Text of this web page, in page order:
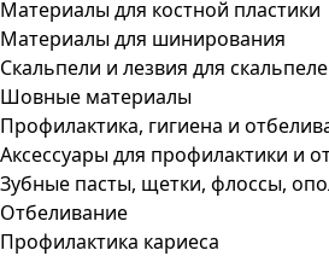
Материалы для костной пластики
Материалы для шинирования
Скальпели и лезвия для
Шовные материалы
Профилактика, гигиена и
Аксессуары для профилактики и
Зубные пасты, щетки, флоссы,
Отбеливание
Профилактика кариеса